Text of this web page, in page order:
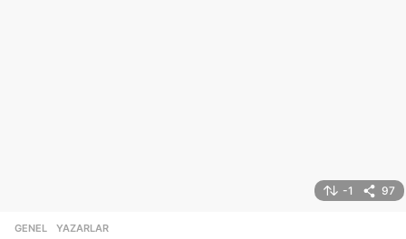
-1 97
GENEL ,YAZARLAR